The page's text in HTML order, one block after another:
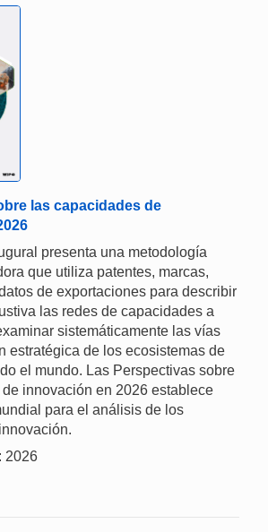
las capacidades de
presenta una metodología
que utiliza patentes, marcas,
de exportaciones para describir
las redes de capacidades a
sistemáticamente las vías
estratégica de los ecosistemas de
el mundo. Las Perspectivas sobre
de innovación en 2026 establece
para el análisis de los
2026